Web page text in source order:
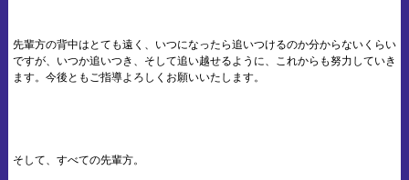
先輩方の背中はとても遠く、いつになったら追いつけるのか分からないくらい
ですが、いつか追いつき、そして追い越せるように、これからも努力していき
ます。今後ともご指導よろしくお願いいたします。
そして、すべての先輩方。